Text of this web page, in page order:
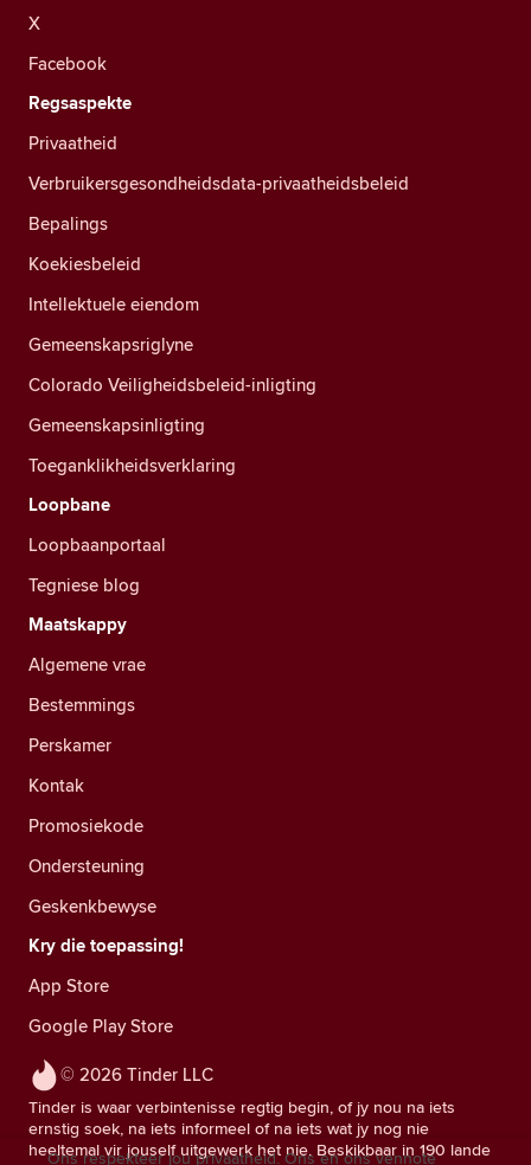
© 2026 Tinder LLC
Tinder is waar verbintenisse regtig begin, of jy nou na iets
ernstig soek, na iets informeel of na iets wat jy nog nie
heeltemal vir jouself uitgewerk het nie. Beskikbaar in 190 lande
X
Facebook
Regsaspekte
Privaatheid
Verbruikersgesondheidsdata-privaatheidsbeleid
Bepalings
Koekiesbeleid
Intellektuele eiendom
Gemeenskapsriglyne
Colorado Veiligheidsbeleid-inligting
Gemeenskapsinligting
Toeganklikheidsverklaring
Loopbane
Loopbaanportaal
Tegniese blog
Maatskappy
Algemene vrae
Bestemmings
Perskamer
Kontak
Promosiekode
Ondersteuning
Geskenkbewyse
Kry die toepassing!
App Store
Google Play Store
Ons respekteer jou privaatheid. Ons en ons vennote